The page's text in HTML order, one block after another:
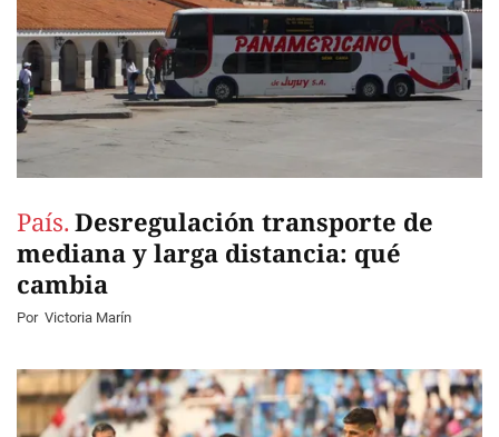
País. Desregulación transporte de
mediana y larga distancia: qué
cambia
Por Victoria Marín